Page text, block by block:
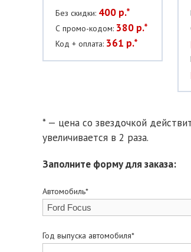
Без скидки: 400 р.*
С промо-кодом: 380 р.*
Код + оплата: 361 р.*
* — цена со звездочкой
увеличивается в 2 раза.
Заполните форму для заказа:
Автомобиль*
Год выпуска автомобиля*